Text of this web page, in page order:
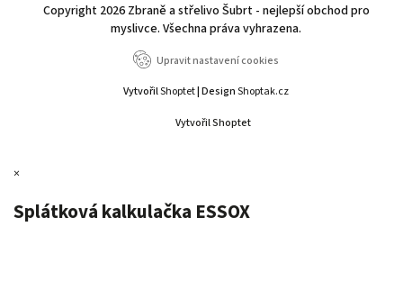
Vytvořil Shoptet
Copyright 2026 Zbraně a střelivo Šubrt - nejlepší obchod pro
myslivce. Všechna práva vyhrazena.
Upravit nastavení cookies
VytvořilShoptet| DesignShoptak.cz
×
Splátková kalkulačka ESSOX